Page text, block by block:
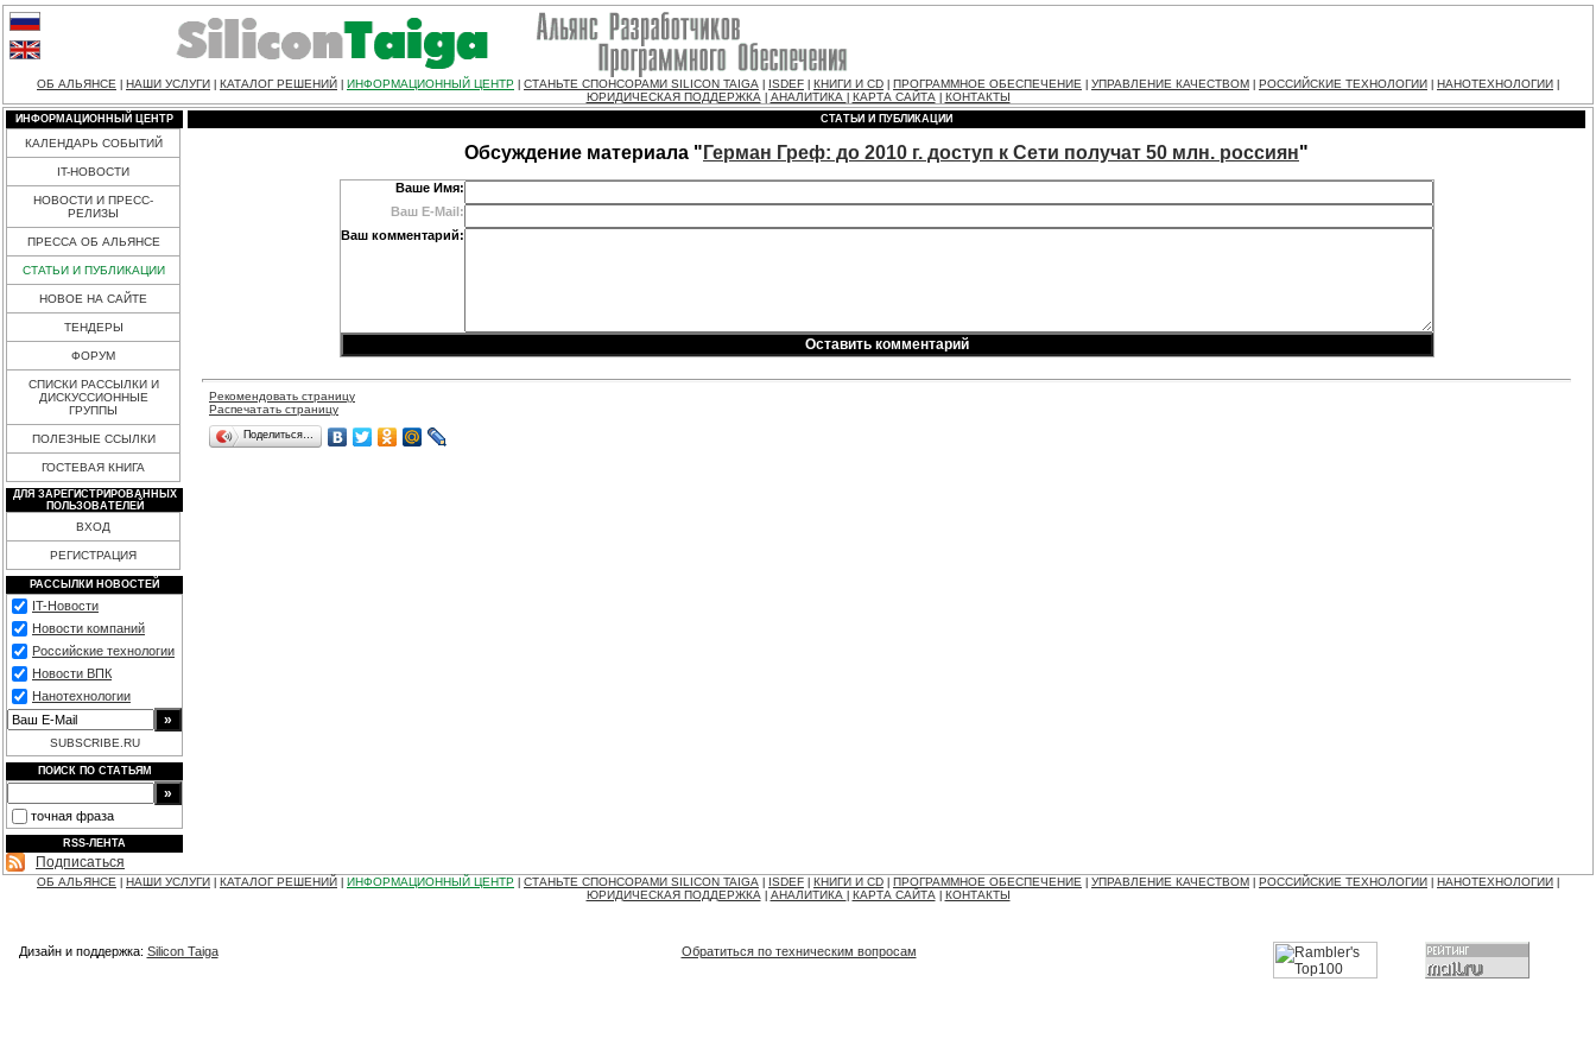
ОБ АЛЬЯНСЕ НАШИ УСЛУГИ КАТАЛОГ РЕШЕНИЙ ИНФОРМАЦИОННЫЙ ЦЕНТР СТАНЬТЕ СПОНСОРАМИ SILICON TAIGA ISDEF КНИГИ И CD ПРОГРАММНОЕ ОБЕСПЕЧЕНИЕ УПРАВЛЕНИЕ КАЧЕСТВОМ РОССИЙСКИЕ ТЕХНОЛОГИИ НАНОТЕХНОЛОГИИ
ЮРИДИЧЕСКАЯ ПОДДЕРЖКА| АНАЛИТИКА КАРТА САЙТА| КОНТАКТЫ
ИНФОРМАЦИОННЫЙ ЦЕНТР
КАЛЕНДАРЬ СОБЫТИЙ
IT-НОВОСТИ
НОВОСТИ И ПРЕСС-
РЕЛИЗЫ
ПРЕССА ОБ АЛЬЯНСЕ
СТАТЬИ И ПУБЛИКАЦИИ
НОВОЕ НА САЙТЕ
ТЕНДЕРЫ
ФОРУМ
СПИСКИ РАССЫЛКИ И
ДИСКУССИОННЫЕ
ГРУППЫ
ПОЛЕЗНЫЕ ССЫЛКИ
ГОСТЕВАЯ КНИГА
ДЛЯ ЗАРЕГИСТРИРОВАННЫХ
ПОЛЬЗОВАТЕЛЕЙ
ВХОД
РЕГИСТРАЦИЯ
РАССЫЛКИ НОВОСТЕЙ
IT-Новости
Новости компаний
Российские технологии
Новости ВПК
Нанотехнологии
SUBSCRIBE.RU
ПОИСК ПО СТАТЬЯМ
точная фраза
RSS-ЛЕНТА
Подписаться
СТАТЬИ И ПУБЛИКАЦИИ
Обсуждение материала " Герман Греф: до 2010 г. доступ к Сети получат 50 млн. россиян"
Ваше Имя:
Ваш E-Mail:
Ваш комментарий:
Рекомендовать страницу
Распечатать страницу
Поделиться…
ОБ АЛЬЯНСЕ НАШИ УСЛУГИ КАТАЛОГ РЕШЕНИЙ ИНФОРМАЦИОННЫЙ ЦЕНТР СТАНЬТЕ СПОНСОРАМИ SILICON TAIGA ISDEF КНИГИ И CD ПРОГРАММНОЕ ОБЕСПЕЧЕНИЕ УПРАВЛЕНИЕ КАЧЕСТВОМ РОССИЙСКИЕ ТЕХНОЛОГИИ НАНОТЕХНОЛОГИИ
ЮРИДИЧЕСКАЯ ПОДДЕРЖКА| АНАЛИТИКА КАРТА САЙТА| КОНТАКТЫ
Дизайн и поддержка: Silicon Taiga Обратиться по техническим вопросам